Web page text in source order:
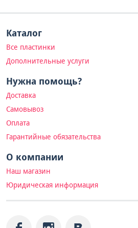
Каталог
Все пластинки
Дополнительные услуги
Нужна помощь?
Доставка
Самовывоз
Оплата
Гарантийные обязательства
О компании
Наш магазин
Юридическая информация